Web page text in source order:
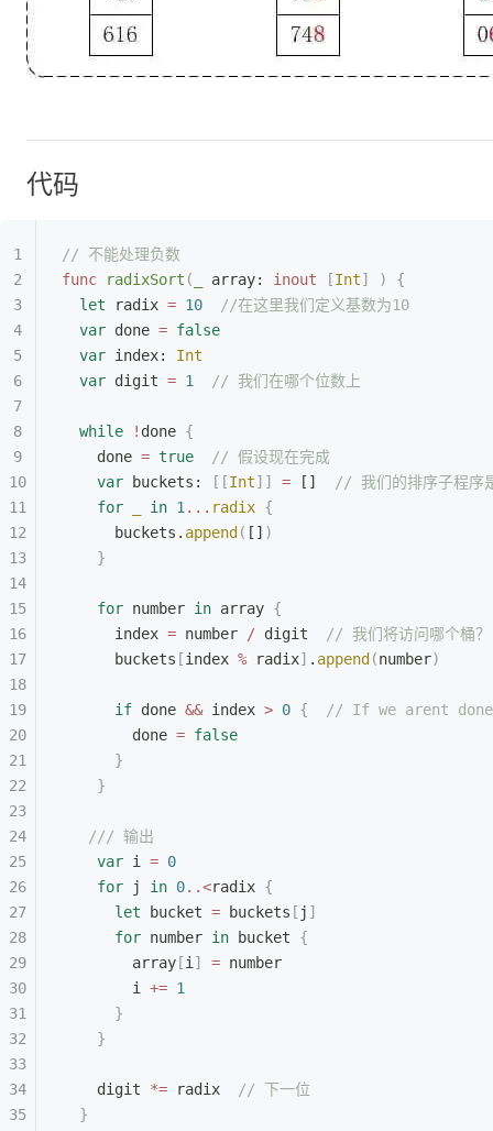
代码
// 不能处理负数
func radixSort ( array: inout [Int] )
{
  let
radix = 10
  //在这里我们定义基数为10
  var
done = false
  var
index: Int
  var
digit = 1
  // 我们在哪个位数上
  while
! done {
    done
= true
  // 假设现在完成
    var
buckets: [[Int]] = []
// 我们的排序子程序
    for
in 1 ... radix {
      buckets.
append ( [] )
    }
    for
number in array {
      index
= number / digit
// 我们将访问哪个桶？
      buckets
[index % radix] . append (number)
      if
done && index > 0 {
// If we arent
        done
= false
      }
    }
   /// 输出
    var
i = 0
    for
j in 0..<radix {
      let
bucket = buckets [ j ]
      for
number in bucket {
        array
[i ] = number
        i
+= 1
      }
    }
    digit
*= radix
// 下一位
  }